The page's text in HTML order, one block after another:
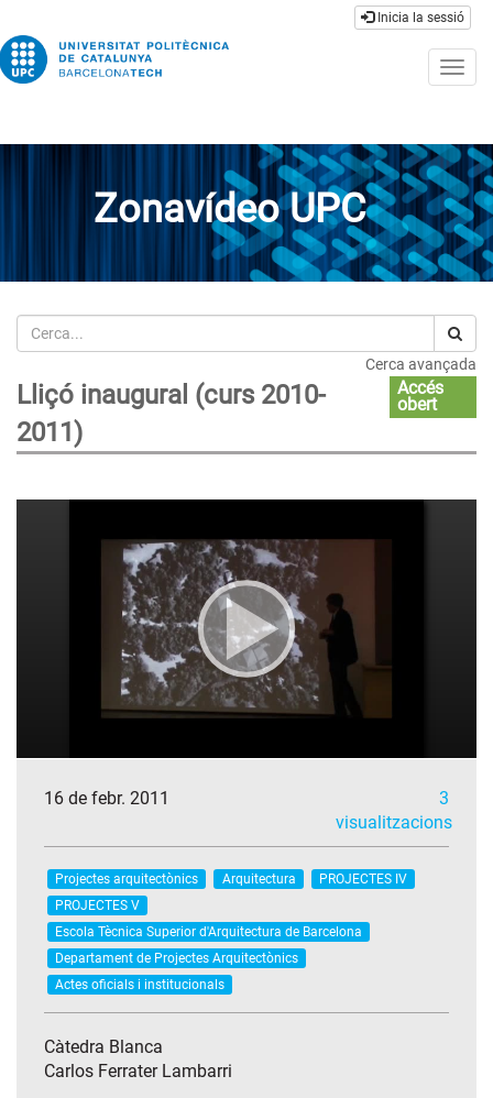
Inicia la sessió
Zonavídeo UPC
Cerca
Cerca avançada
Lliçó inaugural (curs 2010-
2011)
Accés
obert
16 de febr. 2011
3
visualitzacions
Projectes arquitectònics Arquitectura
PROJECTES IV
PROJECTES V
Escola Tècnica Superior d'Arquitectura de Barcelona
Departament de Projectes Arquitectònics
Actes oficials i institucionals
Càtedra Blanca
Carlos Ferrater Lambarri